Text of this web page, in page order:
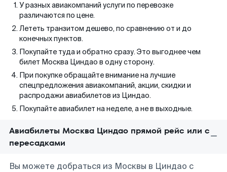
У разных авиакомпаний услуги по перевозке
различаются по цене.
Лететь транзитом дешево, по сравнению от и до
конечных пунктов.
Покупайте туда и обратно сразу. Это выгоднее чем
билет Москва Циндао в одну сторону.
При покупке обращайте внимание на лучшие
спецпредложения авиакомпаний, акции, скидки и
распродажи авиабилетов из Циндао.
Покупайте авиабилет на неделе, а не в выходные.
Авиабилеты Москва Циндао прямой рейс или с
пересадками
Вы можете добраться из Москвы в Циндао с